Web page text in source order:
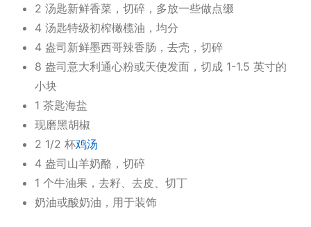
2 汤匙新鲜香菜，切碎，多放一些做点缀
4 汤匙特级初榨橄榄油，均分
4 盎司新鲜墨西哥辣香肠，去壳，切碎
8 盎司意大利通心粉或天使发面，切成 1-1.5 英寸的
小块
1 茶匙海盐
现磨黑胡椒
2 1/2 杯鸡汤
4 盎司山羊奶酪，切碎
1 个牛油果，去籽、去皮、切丁
奶油或酸奶油，用于装饰